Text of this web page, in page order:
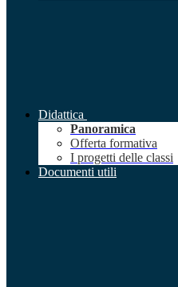
Didattica
Panoramica
Offerta formativa
I progetti delle classi
Documenti utili